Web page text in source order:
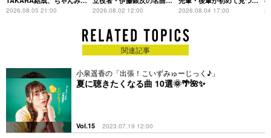
主宰レーベル第2弾アーテ
2026.08.05 21:00
想録
2026.08.02 12:00
た互いの共通点とは
2026.08.04 17:00
関連記事
小泉遥香の「出張！こいずみゅーじっく♪」
夏に聴きたくなる曲 10選🌞🌴🌺✨
Vol.15 2023.07.19 12:00